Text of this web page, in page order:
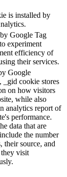
is installed by
Google Tag
experiment
efficiency of
their services.
Google
_gid cookie stores
on how visitors
while also
analytics report of
performance.
data that are
the number
their source, and
they visit